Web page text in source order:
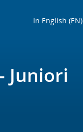
In English (EN)
Juniori